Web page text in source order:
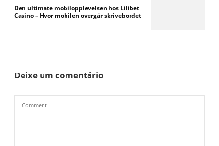
Den ultimate mobilopplevelsen hos Lilibet
Casino – Hvor mobilen overgår skrivebordet
Deixe um comentário